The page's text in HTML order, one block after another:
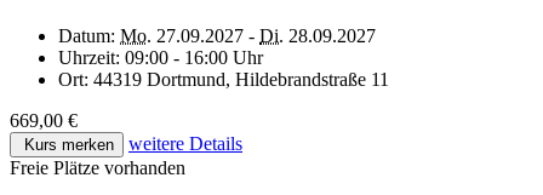
Datum: Mo. 27.09.2027 - Di. 28.09.2027
Uhrzeit: 09:00 - 16:00 Uhr
Ort: 44319 Dortmund, Hildebrandstraße 11
669,00 €
Kurs merken
weitere Details
Freie Plätze vorhanden